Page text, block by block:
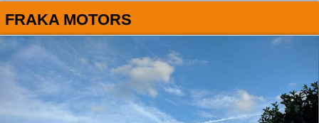
Où :
Retrouvez dans votre VILLE
les bonnes adresses de
L'ANNUAIRE MOTO & SCOOTER
FRAKA MOTORS